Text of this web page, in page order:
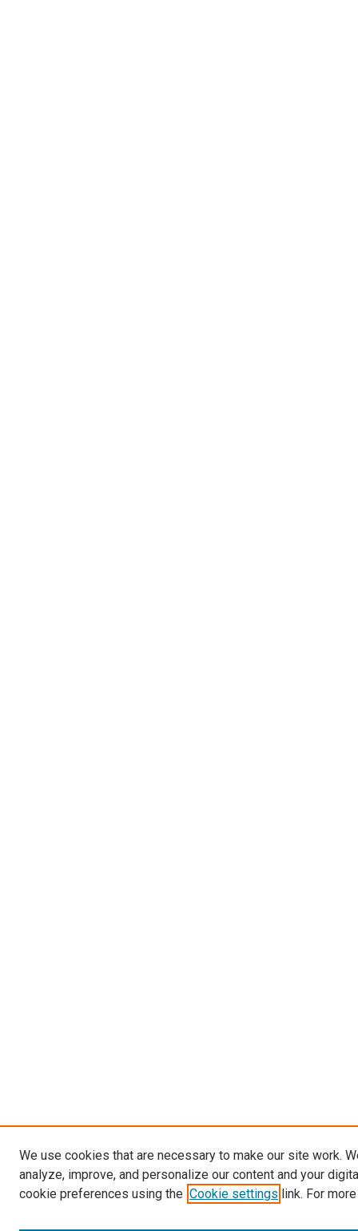
We use cookies that are necessary to make our site work.
analyze, improve, and personalize our content and your
cookie preferences using the Cookie settings link. For